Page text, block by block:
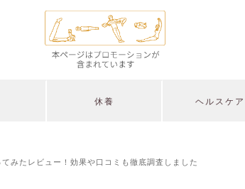
休養 ヘルスケア
みたレビュー！効果や口コミも徹底調査しました